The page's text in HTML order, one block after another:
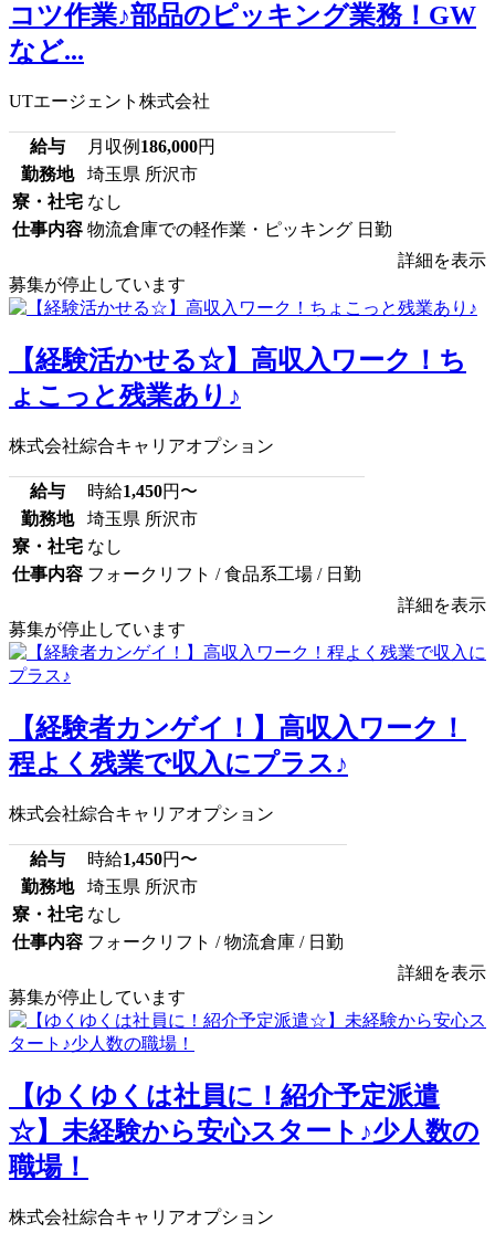
コツ作業♪部品のピッキング業務！GW
など...
UTエージェント株式会社
給与 月収例 186,000円
勤務地
埼玉県 所沢市
寮・社宅 なし
仕事内容 物流倉庫での軽作業・ピッキング 日勤
詳細を表示
募集が停止しています
【経験活かせる☆】高収入ワーク！ち
ょこっと残業あり♪
株式会社綜合キャリアオプション
給与 時給1,450円〜
勤務地
埼玉県 所沢市
寮・社宅 なし
仕事内容 フォークリフト / 食品系工場 / 日勤
詳細を表示
募集が停止しています
【経験者カンゲイ！】高収入ワーク！
程よく残業で収入にプラス♪
株式会社綜合キャリアオプション
給与 時給1,450円〜
勤務地
埼玉県 所沢市
寮・社宅 なし
仕事内容 フォークリフト / 物流倉庫 / 日勤
詳細を表示
募集が停止しています
【ゆくゆくは社員に！紹介予定派遣
☆】未経験から安心スタート♪少人数の
職場！
株式会社綜合キャリアオプション